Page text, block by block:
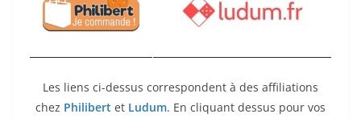
Les liens ci-dessus correspondent à des affiliations
chez Philibert et Ludum. En cliquant dessus pour vos